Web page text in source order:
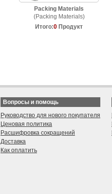
Packing Materials
(Packing Materials)
Итого:0 Продукт
Вопросы и помощь
Руководство для нового покупателя
Ценовая политика
Расшифровка сокращений
Доставка
Как оплатить